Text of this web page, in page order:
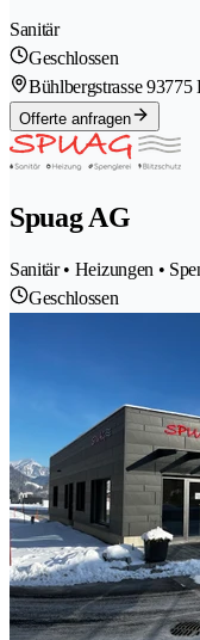
Sanitär
Geschlossen
Bühlbergstrasse 93775
Offerte anfragen
Spuag AG
Sanitär • Heizungen •
Geschlossen